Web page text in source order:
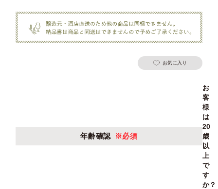
お気に入り
年齢確認 ※必須
お
客
様
は
20
歳
以
上
で
す
か？